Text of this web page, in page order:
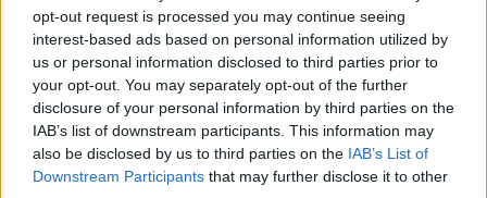
opt-out request is processed you may continue seeing
interest-based ads based on personal information utilized by
us or personal information disclosed to third parties prior to
your opt-out. You may separately opt-out of the further
disclosure of your personal information by third parties on the
IAB’s list of downstream participants. This information may
also be disclosed by us to third parties on the IAB’s List of
Downstream Participants that may further disclose it to other